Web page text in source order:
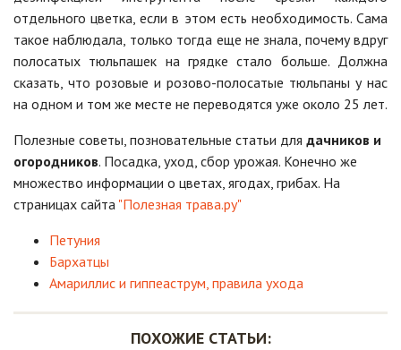
отдельного цветка, если в этом есть необходимость. Сама
такое наблюдала, только тогда еще не знала, почему вдруг
полосатых тюльпашек на грядке стало больше. Должна
сказать, что розовые и розово-полосатые тюльпаны у нас
на одном и том же месте не переводятся уже около 25 лет.
Полезные советы, позновательные статьи для дачников и
огородников. Посадка, уход, сбор урожая. Конечно же
множество информации о цветах, ягодах, грибах. На
страницах сайта "Полезная трава.ру"
Петуния
Бархатцы
Амариллис и гиппеаструм, правила ухода
ПОХОЖИЕ СТАТЬИ: